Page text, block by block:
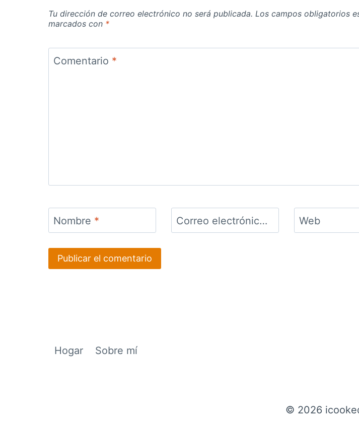
Tu dirección de correo electrónico no será publicada. Los campos obligatorios
marcados con *
Comentario *
Nombre * Correo electrónico Web
Hogar Sobre mí
© 2026